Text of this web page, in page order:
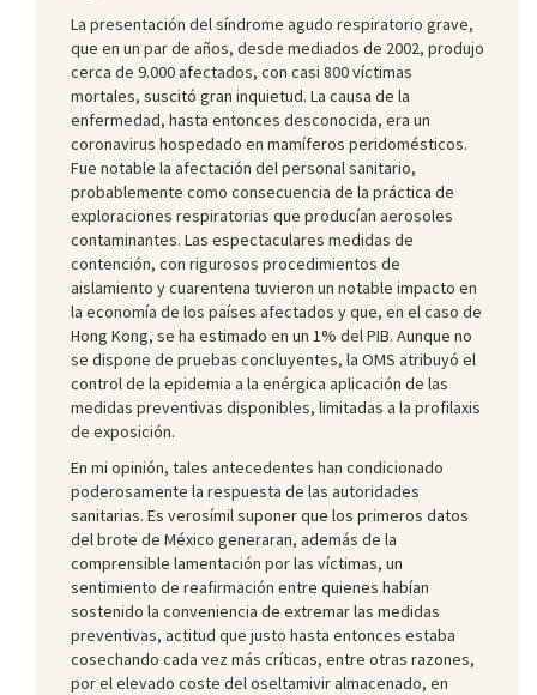
La presentación del síndrome agudo respiratorio grave,
que en un par de años, desde mediados de 2002, produjo
cerca de 9.000 afectados, con casi 800 víctimas
mortales, suscitó gran inquietud. La causa de la
enfermedad, hasta entonces desconocida, era un
coronavirus hospedado en mamíferos peridomésticos.
Fue notable la afectación del personal sanitario,
probablemente como consecuencia de la práctica de
exploraciones respiratorias que producían aerosoles
contaminantes. Las espectaculares medidas de
contención, con rigurosos procedimientos de
aislamiento y cuarentena tuvieron un notable impacto en
la economía de los países afectados y que, en el caso de
Hong Kong, se ha estimado en un 1% del PIB. Aunque no
se dispone de pruebas concluyentes, la OMS atribuyó el
control de la epidemia a la enérgica aplicación de las
medidas preventivas disponibles, limitadas a la profilaxis
de exposición.
En mi opinión, tales antecedentes han condicionado
poderosamente la respuesta de las autoridades
sanitarias. Es verosímil suponer que los primeros datos
del brote de México generaran, además de la
comprensible lamentación por las víctimas, un
sentimiento de reafirmación entre quienes habían
sostenido la conveniencia de extremar las medidas
preventivas, actitud que justo hasta entonces estaba
cosechando cada vez más críticas, entre otras razones,
por el elevado coste del oseltamivir almacenado, en